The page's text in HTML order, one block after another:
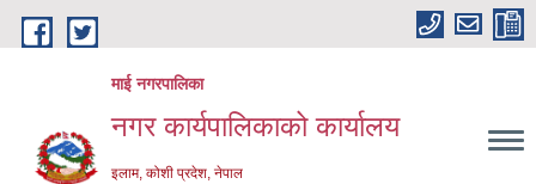
Skip to main content
माई नगरपालिका
नगर कार्यपालिकाको कार्यालय
इलाम, कोशी प्रदेश, नेपाल